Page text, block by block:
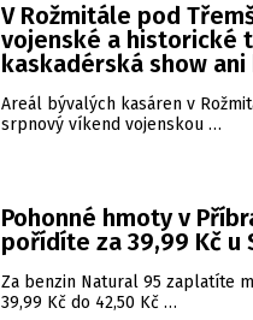
V Rožmitále pod
vojenské a historické
kaskadérská show ani
Areál bývalých kasáren v
srpnový víkend vojenskou …
Pohonné hmoty v
pořídíte za 39,99 Kč u
Za benzin Natural 95 zaplatíte
39,99 Kč do 42,50 Kč …